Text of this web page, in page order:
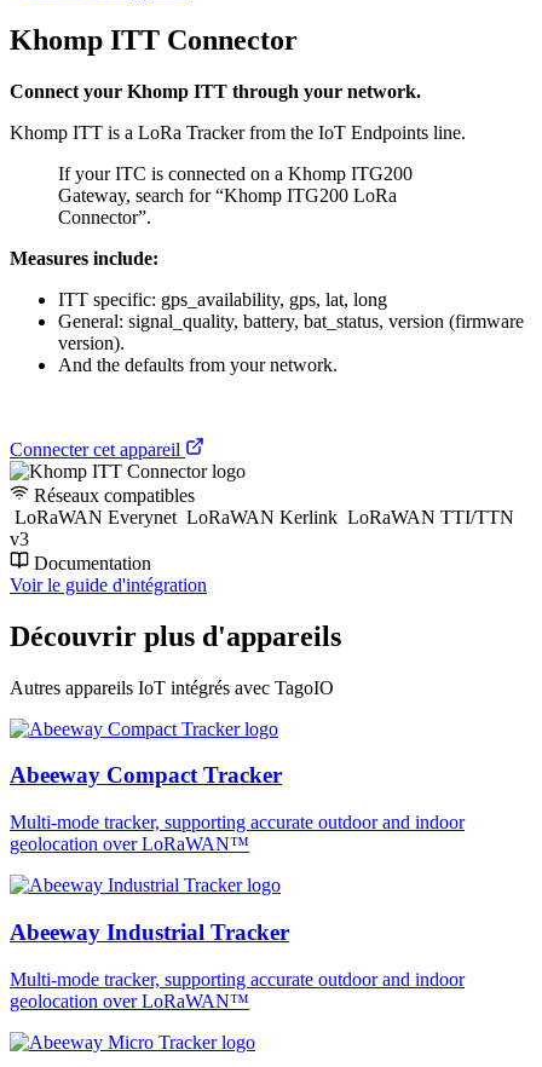
Khomp ITT Connector
Connect your Khomp ITT through your network.
Khomp ITT is a LoRa Tracker from the IoT Endpoints line.
If your ITC is connected on a Khomp ITG200
Gateway, search for “Khomp ITG200 LoRa
Connector”.
Measures include:
ITT specific: gps_availability, gps, lat, long
General: signal_quality, battery, bat_status, version (firmware
version).
And the defaults from your network.
Connecter cet appareil
Réseaux compatibles
LoRaWAN Everynet LoRaWAN Kerlink LoRaWAN TTI/TTN
v3
Documentation
Voir le guide d'intégration
Découvrir plus d'appareils
Autres appareils IoT intégrés avec TagoIO
Abeeway Compact Tracker
Multi-mode tracker, supporting accurate outdoor and indoor
geolocation over LoRaWAN™
Abeeway Industrial Tracker
Multi-mode tracker, supporting accurate outdoor and indoor
geolocation over LoRaWAN™